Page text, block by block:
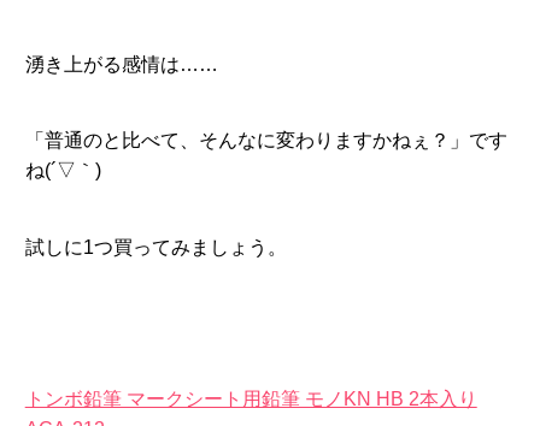
湧き上がる感情は……
「普通のと比べて、そんなに変わりますかねぇ？」です
ね(´▽｀)
試しに1つ買ってみましょう。
トンボ鉛筆 マークシート用鉛筆 モノKN HB 2本入り